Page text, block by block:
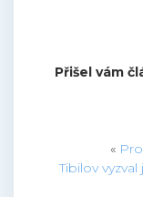
Přišel vám
«
Tibilov